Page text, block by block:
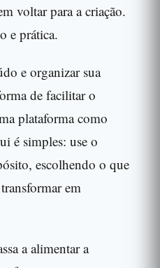
voltar para a criação.
e prática.
e organizar sua
de facilitar o
plataforma como
é simples: use o
escolhendo o que
em
a alimentar a